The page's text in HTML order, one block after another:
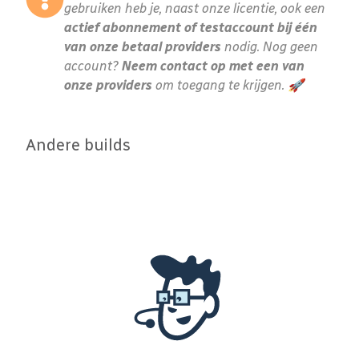
gebruiken heb je, naast onze licentie, ook een
actief abonnement of testaccount bij één
van onze betaal providers nodig. Nog geen
account? Neem contact op met een van
onze providers om toegang te krijgen. 🚀
Andere builds